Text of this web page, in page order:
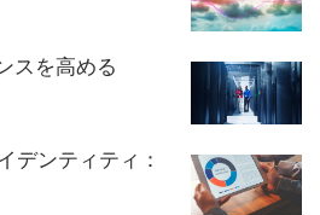
スを高める
デンティティ：